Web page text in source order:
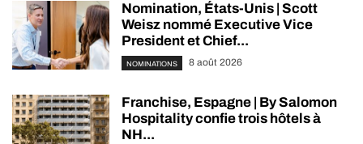
Nomination, États-Unis | Scott
Weisz nommé Executive Vice
President et Chief...
NOMINATIONS 8 août 2026
Franchise, Espagne | By Salomon
Hospitality confie trois hôtels à
NH...